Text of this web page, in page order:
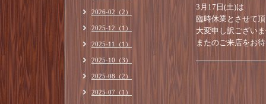
3月17日(土)は
臨時休業とさせて
大変申し訳ござい
またのご来店をお
2026-02（2）
2025-12（1）
2025-11（1）
2025-10（3）
2025-08（2）
2025-07（1）